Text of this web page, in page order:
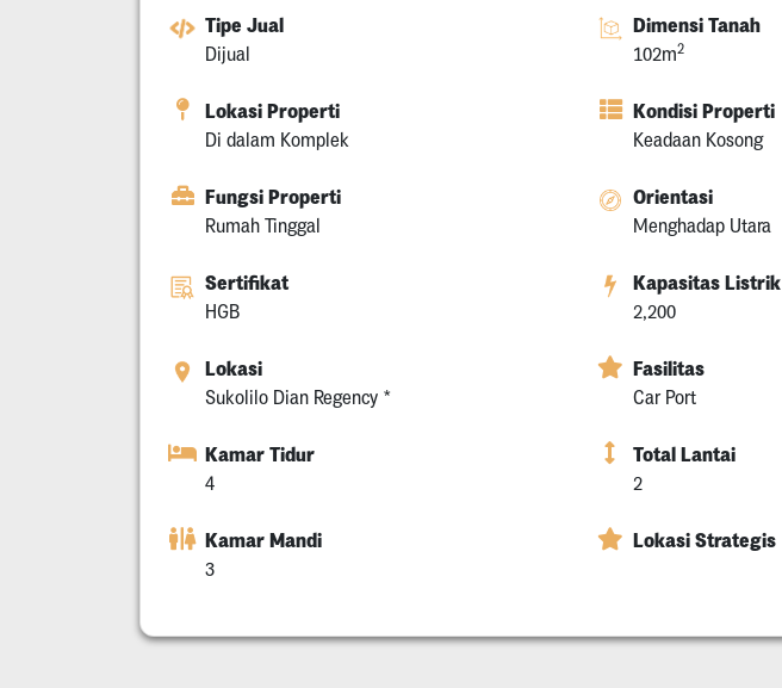
Tipe Jual
Dijual
Dimensi Tanah
102m2
Lokasi Properti
Di dalam Komplek
Kondisi Properti
Keadaan Kosong
Fungsi Properti
Rumah Tinggal
Orientasi
Menghadap Utara
Sertifikat
HGB
Kapasitas Listrik
2,200
Lokasi
Sukolilo Dian Regency *
Fasilitas
Car Port
Kamar Tidur
4
Total Lantai
2
Kamar Mandi
3
Lokasi Strategis